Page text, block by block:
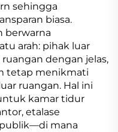
sehingga
biasa.
berwarna
arah: pihak luar
dengan jelas,
tetap menikmati
ruangan. Hal ini
kamar tidur
etalase
publik—di mana